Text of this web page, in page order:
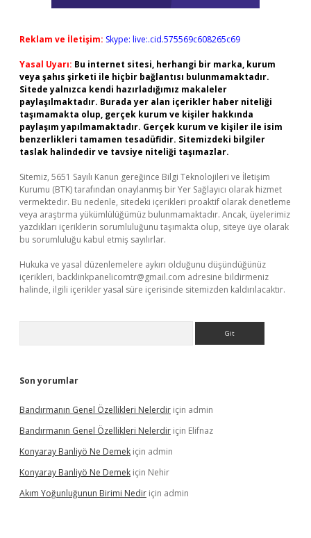
Reklam ve İletişim: Skype: live:.cid.575569c608265c69
Yasal Uyarı: Bu internet sitesi, herhangi bir marka, kurum
veya şahıs şirketi ile hiçbir bağlantısı bulunmamaktadır.
Sitede yalnızca kendi hazırladığımız makaleler
paylaşılmaktadır. Burada yer alan içerikler haber niteliği
taşımamakta olup, gerçek kurum ve kişiler hakkında
paylaşım yapılmamaktadır. Gerçek kurum ve kişiler ile isim
benzerlikleri tamamen tesadüfidir. Sitemizdeki bilgiler
taslak halindedir ve tavsiye niteliği taşımazlar.
Sitemiz, 5651 Sayılı Kanun gereğince Bilgi Teknolojileri ve İletişim
Kurumu (BTK) tarafından onaylanmış bir Yer Sağlayıcı olarak hizmet
vermektedir. Bu nedenle, sitedeki içerikleri proaktif olarak denetleme
veya araştırma yükümlülüğümüz bulunmamaktadır. Ancak, üyelerimiz
yazdıkları içeriklerin sorumluluğunu taşımakta olup, siteye üye olarak
bu sorumluluğu kabul etmiş sayılırlar.
Hukuka ve yasal düzenlemelere aykırı olduğunu düşündüğünüz
içerikleri, backlinkpanelicomtr@gmail.com adresine bildirmeniz
halinde, ilgili içerikler yasal süre içerisinde sitemizden kaldırılacaktır.
Son yorumlar
Bandırmanın Genel Özellikleri Nelerdir için admin
Bandırmanın Genel Özellikleri Nelerdir için Elifnaz
Konyaray Banliyö Ne Demek için admin
Konyaray Banliyö Ne Demek için Nehir
Akım Yoğunluğunun Birimi Nedir için admin